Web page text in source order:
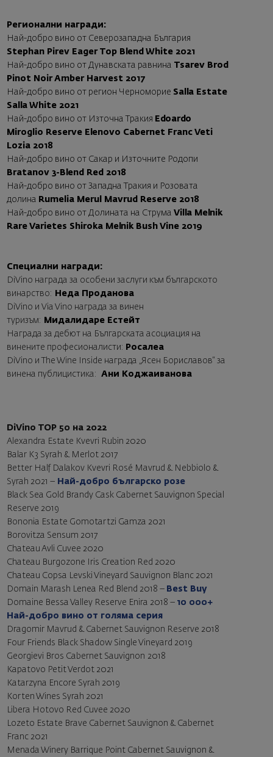
Регионални награди:
Най-добро вино от Северозападна България
Stephan Pirev Eager Top Blend White 2021
Най-добро вино от Дунавската равнина Tsarev Brod
Pinot Noir Amber Harvest 2017
Най-добро вино от регион Черноморие Salla Estate
Salla White 2021
Най-добро вино от Източна Тракия Edoardo
Miroglio Reserve Elenovo Cabernet Franc Veti
Lozia 2018
Най-добро вино от Сакар и Източните Родопи
Bratanov 3-Blend Red 2018
Най-добро вино от Западна Тракия и Розовата
долина Rumelia Merul Mavrud Reserve 2018
Най-добро вино от Долината на Струма Villa Melnik
Rare Varietes Shiroka Melnik Bush Vine 2019
Специални награди:
DiVino награда за особени заслуги към българското
винарство:
Неда Проданова
DiVino и Via Vino награда за винен
туризъм:
Мидалидаре Естейт
Награда за дебют на Българската асоциация на
винените професионалисти: Росалеа
DiVino и The Wine Inside награда „Ясен Бориславов“ за
винена публицистика: Ани Коджаиванова
DiVino TOP 50 на 2022
Alexandra Estate Kvevri Rubin 2020
Balar K3 Syrah & Merlot 2017
Better Half Dalakov Kvevri Rosé Mavrud & Nebbiolo &
Syrah 2021 – Най-добро българско розе
Black Sea Gold Brandy Cask Cabernet Sauvignon Special
Reserve 2019
Bononia Estate Gomotartzi Gamza 2021
Borovitza Sensum 2017
Chateau Avli Cuvee 2020
Chateau Burgozone Iris Creation Red 2020
Chateau Copsa Levski Vineyard Sauvignon Blanc 2021
Domain Marash Lenea Red Blend 2018 – Best Buy
Domaine Bessa Valley Reserve Enira 2018 – 10 000+
Най-добро вино от голяма серия
Dragomir Mavrud & Cabernet Sauvignon Reserve 2018
Four Friends Black Shadow Single Vineyard 2019
Georgievi Bros Cabernet Sauvignon 2018
Kapatovo Petit Verdot 2021
Katarzyna Encore Syrah 2019
Korten Wines Syrah 2021
Libera Hotovo Red Cuvee 2020
Lozeto Estate Brave Cabernet Sauvignon & Cabernet
Franc 2021
Menada Winery Barrique Point Cabernet Sauvignon &